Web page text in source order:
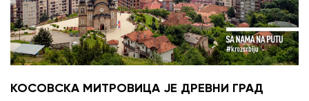
КОСОВСКА МИТРОВИЦА ЈЕ ДРЕВНИ ГРАД